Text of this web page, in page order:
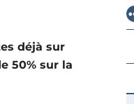
déjà sur
50% sur la